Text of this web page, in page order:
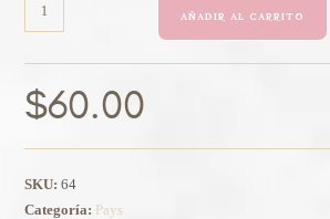
AÑADIR AL CARRITO
$60.00
SKU:64
Categoría: Pays